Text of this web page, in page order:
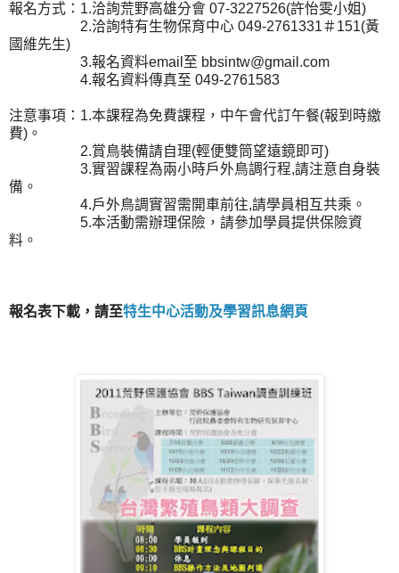
報名方式：1.洽詢荒野高雄分會 07-3227526(許怡雯小姐)
2.洽詢特有生物保育中心 049-2761331＃151(黃
國維先生)
3.報名資料email至 bbsintw@gmail.com
4.報名資料傳真至 049-2761583
注意事項：1.本課程為免費課程，中午會代訂午餐(報到時繳
費)。
2.賞鳥裝備請自理(輕便雙筒望遠鏡即可)
3.實習課程為兩小時戶外鳥調行程,請注意自身裝
備。
4.戶外鳥調實習需開車前往,請學員相互共乘。
5.本活動需辦理保險，請參加學員提供保險資
料。
報名表下載，請至特生中心活動及學習訊息網頁